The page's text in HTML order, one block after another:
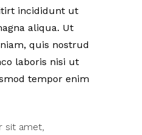
incididunt ut
aliqua. Ut
quis nostrud
laboris nisi ut
tempor enim
sit amet,